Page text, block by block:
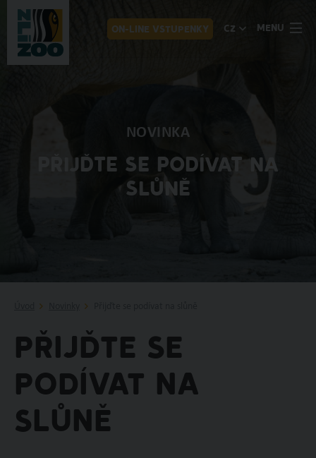
ON-LINE VSTUPENKY CZ MENU
NOVINKA
PŘIJĎTE SE PODÍVAT NA
SLŮNĚ
Přijďte se
podívat na
slůně